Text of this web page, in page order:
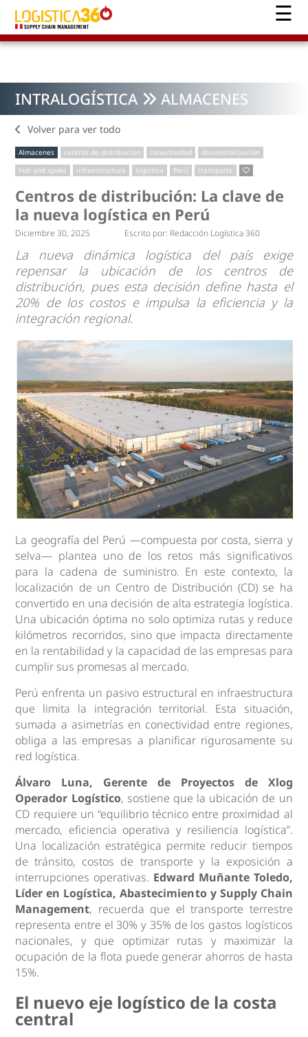
INTRALOGÍSTICA ALMACENES
Volver para ver todo
Almacenes centros de distribución conectividad
descentralización
hub and spoke
infraestructura logística Perú transporte
Centros de distribución: La clave de
la nueva logística en Perú
Diciembre 30, 2025 Escrito por: Redacción Logística 360
La nueva dinámica logística del país exige
repensar la ubicación de los centros de
distribución, pues esta decisión define hasta el
20% de los costos e impulsa la eficiencia y la
integración regional.
La geografía del Perú —compuesta por costa, sierra y
selva— plantea uno de los retos más significativos
para la cadena de suministro. En este contexto, la
localización de un Centro de Distribución (CD) se ha
convertido en una decisión de alta estrategia logística.
Una ubicación óptima no solo optimiza rutas y reduce
kilómetros recorridos, sino que impacta directamente
en la rentabilidad y la capacidad de las empresas para
cumplir sus promesas al mercado.
Perú enfrenta un pasivo estructural en infraestructura
que limita la integración territorial. Esta situación,
sumada a asimetrías en conectividad entre regiones,
obliga a las empresas a planificar rigurosamente su
red logística.
Álvaro Luna, Gerente de Proyectos de Xlog
Operador Logístico, sostiene que la ubicación de un
CD requiere un “equilibrio técnico entre proximidad al
mercado, eficiencia operativa y resiliencia logística”.
Una localización estratégica permite reducir tiempos
de tránsito, costos de transporte y la exposición a
interrupciones operativas. Edward Muñante Toledo,
Líder en Logística, Abastecimiento y Supply Chain
Management, recuerda que el transporte terrestre
representa entre el 30% y 35% de los gastos logísticos
nacionales, y que optimizar rutas y maximizar la
ocupación de la flota puede generar ahorros de hasta
15%.
El nuevo eje logístico de la costa
central